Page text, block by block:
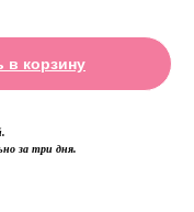
в корзину
за три дня.